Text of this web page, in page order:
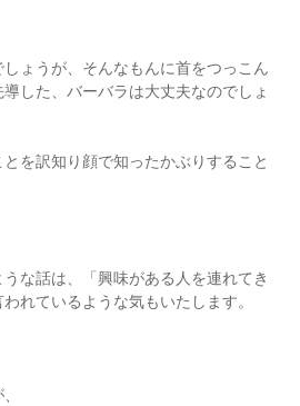
ょうが、そんなもんに首をつっこん
した、バーバラは大丈夫なのでしょ
を訳知り顔で知ったかぶりすること
な話は、「興味がある人を連れてき
れているような気もいたします。